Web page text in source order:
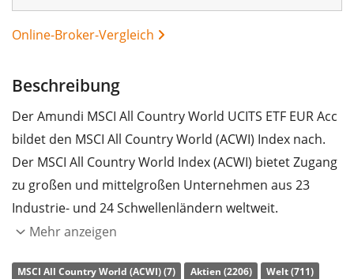
Online-Broker-Vergleich
Beschreibung
Der Amundi MSCI All Country World UCITS ETF EUR Acc
bildet den MSCI All Country World (ACWI) Index nach.
Der MSCI All Country World Index (ACWI) bietet Zugang
zu großen und mittelgroßen Unternehmen aus 23
Industrie- und 24 Schwellenländern weltweit.
(Gesamtkostenquote) des ETF liegt bei
p.a.. Der ETF bildet die Wertentwicklung des Index
Mehr anzeigen
MSCI All Country World (ACWI) (7) Aktien (2206) Welt (711)